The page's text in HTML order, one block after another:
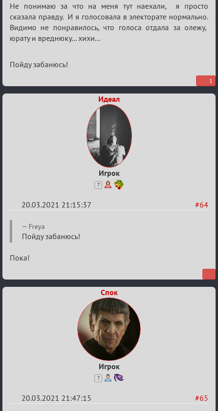
Re:
ГОЛОС
МАФИИ
(обсуждение)
Не понимаю за что на меня тут наехали, я просто
сказала правду. И я голосовала в электорате нормально.
Видимо не понравилось, что голоса отдала за олежу,
юрату и вреднюку... хихи...
Пойду забанюсь!
1
Идеал
Игрок
7
#64
20.03.2021 21:15:37
Re:
ГОЛОС
(обсуждение)
Freya
Пойду забанюсь!
Пока!
Спок
Игрок
7
#65
20.03.2021 21:47:15